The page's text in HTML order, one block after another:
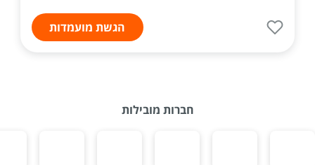
הגשת מועמדות
חברות מובילות